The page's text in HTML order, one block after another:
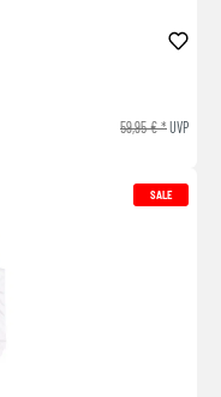
59,95 € *UVP
SALE